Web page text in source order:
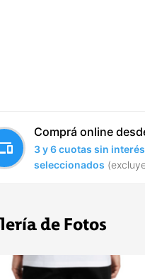
Comprá online
3 y 6 cuotas sin
seleccionados
de Fotos